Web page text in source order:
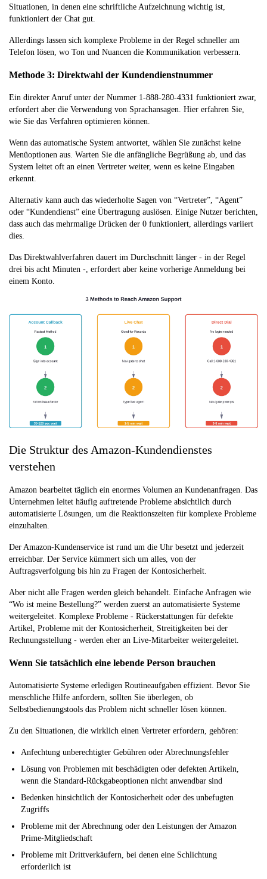
Situationen, in denen eine schriftliche Aufzeichnung wichtig ist,
funktioniert der Chat gut.
Allerdings lassen sich komplexe Probleme in der Regel schneller am
Telefon lösen, wo Ton und Nuancen die Kommunikation verbessern.
Methode 3: Direktwahl der Kundendienstnummer
Ein direkter Anruf unter der Nummer 1-888-280-4331 funktioniert zwar,
erfordert aber die Verwendung von Sprachansagen. Hier erfahren Sie,
wie Sie das Verfahren optimieren können.
Wenn das automatische System antwortet, wählen Sie zunächst keine
Menüoptionen aus. Warten Sie die anfängliche Begrüßung ab, und das
System leitet oft an einen Vertreter weiter, wenn es keine Eingaben
erkennt.
Alternativ kann auch das wiederholte Sagen von “Vertreter”, “Agent”
oder “Kundendienst” eine Übertragung auslösen. Einige Nutzer berichten,
dass auch das mehrmalige Drücken der 0 funktioniert, allerdings variiert
dies.
Das Direktwahlverfahren dauert im Durchschnitt länger - in der Regel
drei bis acht Minuten -, erfordert aber keine vorherige Anmeldung bei
einem Konto.
Die Struktur des Amazon-Kundendienstes
verstehen
Amazon bearbeitet täglich ein enormes Volumen an Kundenanfragen. Das
Unternehmen leitet häufig auftretende Probleme absichtlich durch
automatisierte Lösungen, um die Reaktionszeiten für komplexe Probleme
einzuhalten.
Der Amazon-Kundenservice ist rund um die Uhr besetzt und jederzeit
erreichbar. Der Service kümmert sich um alles, von der
Auftragsverfolgung bis hin zu Fragen der Kontosicherheit.
Aber nicht alle Fragen werden gleich behandelt. Einfache Anfragen wie
“Wo ist meine Bestellung?” werden zuerst an automatisierte Systeme
weitergeleitet. Komplexe Probleme - Rückerstattungen für defekte
Artikel, Probleme mit der Kontosicherheit, Streitigkeiten bei der
Rechnungsstellung - werden eher an Live-Mitarbeiter weitergeleitet.
Wenn Sie tatsächlich eine lebende Person brauchen
Automatisierte Systeme erledigen Routineaufgaben effizient. Bevor Sie
menschliche Hilfe anfordern, sollten Sie überlegen, ob
Selbstbedienungstools das Problem nicht schneller lösen können.
Zu den Situationen, die wirklich einen Vertreter erfordern, gehören:
Anfechtung unberechtigter Gebühren oder Abrechnungsfehler
Lösung von Problemen mit beschädigten oder defekten Artikeln,
wenn die Standard-Rückgabeoptionen nicht anwendbar sind
Bedenken hinsichtlich der Kontosicherheit oder des unbefugten
Zugriffs
Probleme mit der Abrechnung oder den Leistungen der Amazon
Prime-Mitgliedschaft
Probleme mit Drittverkäufern, bei denen eine Schlichtung
erforderlich ist